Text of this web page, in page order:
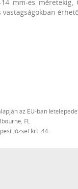
mm-es méretekig,
vastagságokban
az EU-ban
FL
József krt. 44.